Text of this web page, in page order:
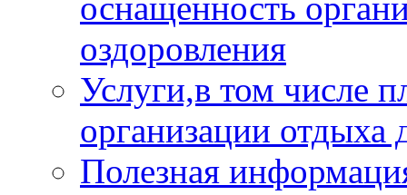
оздоровления
Услуги,в том числе
организации отдыха
Полезная